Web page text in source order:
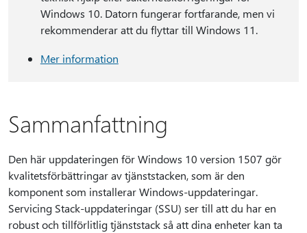
Windows 10. Datorn fungerar fortfarande, men vi
rekommenderar att du flyttar till Windows 11.
Mer information
Sammanfattning
Den här uppdateringen för Windows 10 version 1507 gör
kvalitetsförbättringar av tjänststacken, som är den
komponent som installerar Windows-uppdateringar.
Servicing Stack-uppdateringar (SSU) ser till att du har en
robust och tillförlitlig tjänststack så att dina enheter kan ta